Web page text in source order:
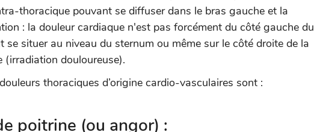
thoracique pouvant se diffuser dans le bras gauche et la
: la douleur cardiaque n'est pas forcément du côté gauche du
se situer au niveau du sternum ou même sur le côté droite de la
(irradiation douloureuse).
thoraciques d’origine cardio-vasculaires sont :
poitrine (ou angor) :